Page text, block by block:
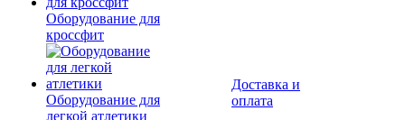
Оборудование для
кроссфит
Оборудование для
легкой атлетики
Доставка и
оплата